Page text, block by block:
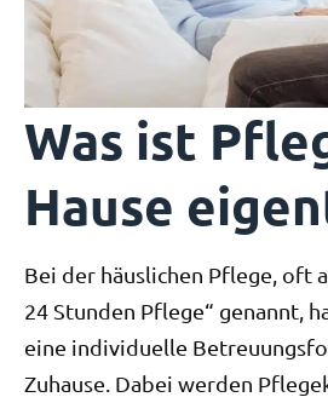
Was ist
Hause
Bei der häuslichen Pflege, oft
24 Stunden Pflege“ genannt,
eine individuelle
Zuhause. Dabei werden